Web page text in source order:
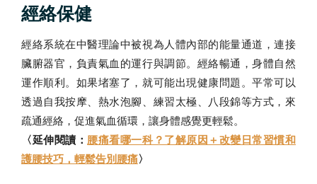
經絡保健
經絡系統在中醫理論中被視為人體內部的能量通道，連接
臟腑器官，負責氣血的運行與調節。經絡暢通，身體自然
運作順利。如果堵塞了，就可能出現健康問題。平常可以
透過自我按摩、熱水泡腳、練習太極、八段錦等方式，來
疏通經絡，促進氣血循環，讓身體感覺更輕鬆。
〈延伸閱讀： 腰痛看哪一科？了解原因＋改變日常習慣和
護腰技巧，輕鬆告別腰痛〉